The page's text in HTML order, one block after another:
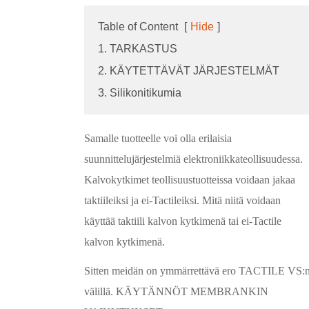
Table of Content [ Hide ]
1. TARKASTUS
2. KÄYTETTÄVÄT JÄRJESTELMÄT
3. Silikonitikumia
Samalle tuotteelle voi olla erilaisia
suunnittelujärjestelmiä elektroniikkateollisuudessa.
Kalvokytkimet teollisuustuotteissa voidaan jakaa
taktiileiksi ja ei-Tactileiksi. Mitä niitä voidaan
käyttää taktiili kalvon kytkimenä tai ei-Tactile
kalvon kytkimenä.
Sitten meidän on ymmärrettävä ero TACTILE
välillä. KÄYTÄNNÖT MEMBRANKIN